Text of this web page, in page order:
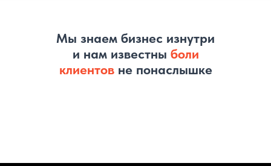
Мы знаем бизнес изнутри
и нам известны боли
клиентовне понаслышке